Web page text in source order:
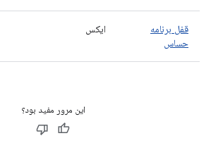
قفل برنامه
حساس
ایکس
این مرور مفید بود؟